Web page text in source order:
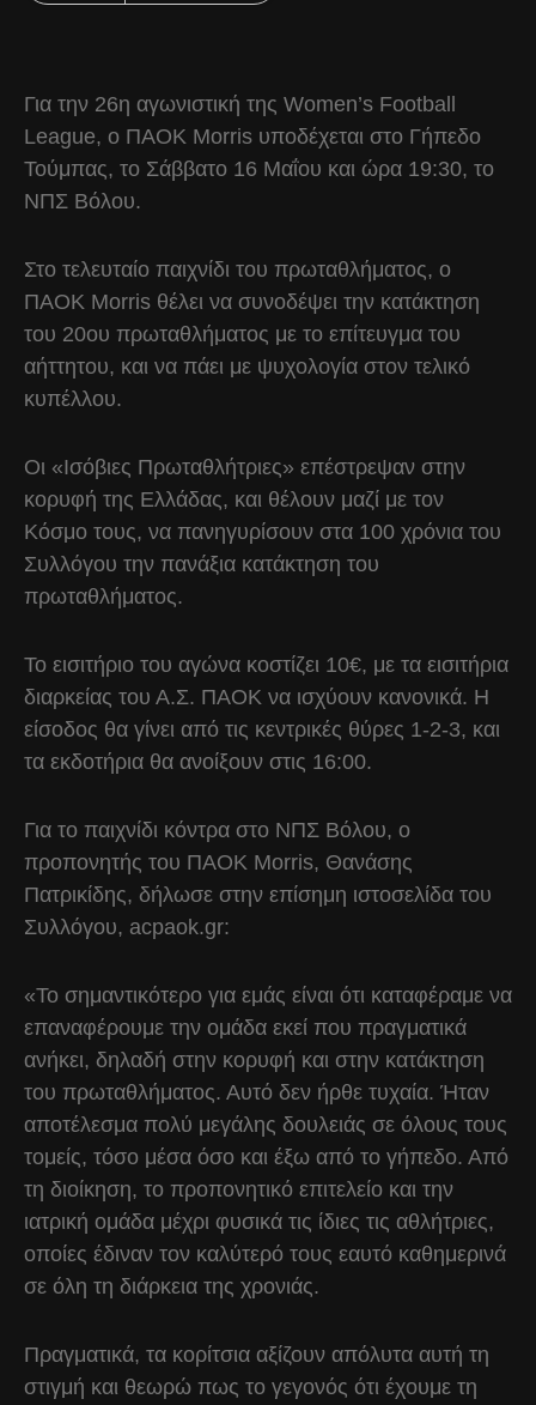
Για την 26η αγωνιστική της Women’s Football
League, ο ΠΑΟΚ Morris υποδέχεται στο Γήπεδο
Τούμπας, το Σάββατο 16 Μαΐου και ώρα 19:30, το
ΝΠΣ Βόλου.
Στο τελευταίο παιχνίδι του πρωταθλήματος, ο
ΠΑΟΚ Morris θέλει να συνοδέψει την κατάκτηση
του 20ου πρωταθλήματος με το επίτευγμα του
αήττητου, και να πάει με ψυχολογία στον τελικό
κυπέλλου.
Οι «Ισόβιες Πρωταθλήτριες» επέστρεψαν στην
κορυφή της Ελλάδας, και θέλουν μαζί με τον
Κόσμο τους, να πανηγυρίσουν στα 100 χρόνια του
Συλλόγου την πανάξια κατάκτηση του
πρωταθλήματος.
Το εισιτήριο του αγώνα κοστίζει 10€, με τα εισιτήρια
διαρκείας του Α.Σ. ΠΑΟΚ να ισχύουν κανονικά. Η
είσοδος θα γίνει από τις κεντρικές θύρες 1-2-3, και
τα εκδοτήρια θα ανοίξουν στις 16:00.
Για το παιχνίδι κόντρα στο ΝΠΣ Βόλου, ο
προπονητής του ΠΑΟΚ Morris, Θανάσης
Πατρικίδης, δήλωσε στην επίσημη ιστοσελίδα του
Συλλόγου, acpaok.gr:
«Το σημαντικότερο για εμάς είναι ότι καταφέραμε να
επαναφέρουμε την ομάδα εκεί που πραγματικά
ανήκει, δηλαδή στην κορυφή και στην κατάκτηση
του πρωταθλήματος. Αυτό δεν ήρθε τυχαία. Ήταν
αποτέλεσμα πολύ μεγάλης δουλειάς σε όλους τους
τομείς, τόσο μέσα όσο και έξω από το γήπεδο. Από
τη διοίκηση, το προπονητικό επιτελείο και την
ιατρική ομάδα μέχρι φυσικά τις ίδιες τις αθλήτριες,
οποίες έδιναν τον καλύτερό τους εαυτό καθημερινά
σε όλη τη διάρκεια της χρονιάς.
Πραγματικά, τα κορίτσια αξίζουν απόλυτα αυτή τη
στιγμή και θεωρώ πως το γεγονός ότι έχουμε τη